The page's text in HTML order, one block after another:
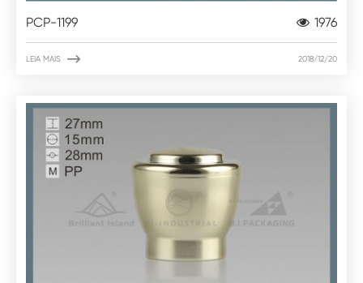
PCP-1199 1976
LEIA MAIS  2018/12/20